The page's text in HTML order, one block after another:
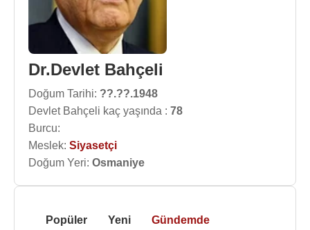
Dr.Devlet Bahçeli
Doğum Tarihi: ??.??.1948
Devlet Bahçeli kaç yaşında : 78
Burcu:
Meslek: Siyasetçi
Doğum Yeri: Osmaniye
Popüler Yeni Gündemde